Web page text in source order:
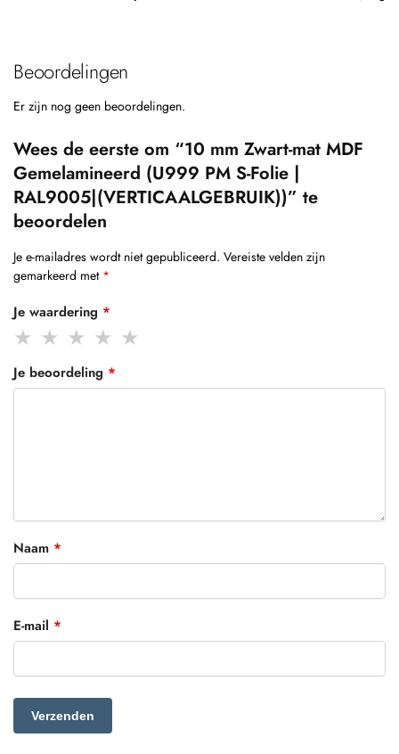
Beoordelingen
Er zijn nog geen beoordelingen.
Wees de eerste om “10 mm Zwart-mat MDF
Gemelamineerd (U999 PM S-Folie |
RAL9005|(VERTICAALGEBRUIK))” te
beoordelen
Je e-mailadres wordt niet gepubliceerd. Vereiste velden zijn
gemarkeerd met *
Je waardering *
Je beoordeling *
Naam *
E-mail *